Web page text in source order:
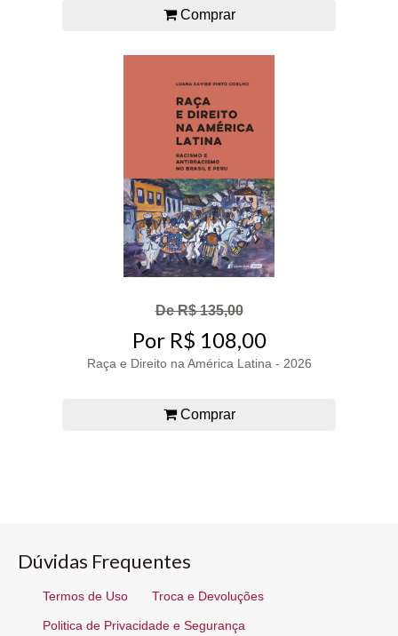
Comprar
De R$ 135,00
Por R$ 108,00
Raça e Direito na América Latina - 2026
Comprar
Dúvidas Frequentes
Termos de Uso Troca e Devoluções
Politica de Privacidade e Segurança